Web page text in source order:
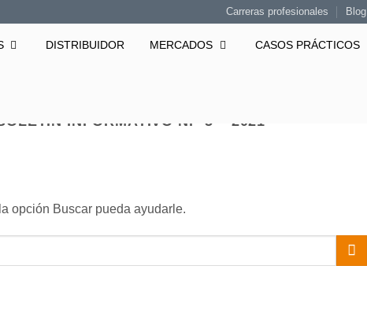
Carreras profesionales Blog
DISTRIBUIDOR MERCADOS CASOS PRÁCTICOS
INFORMATIVO N.° 5 – 2021
opción Buscar pueda ayudarle.